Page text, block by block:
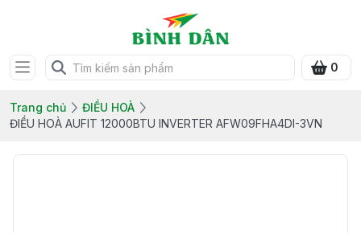
0
Trang chủ
ĐIỀU HOÀ
ĐIỀU HOÀ AUFIT 12000BTU INVERTER AFW09FHA4DI-3VN